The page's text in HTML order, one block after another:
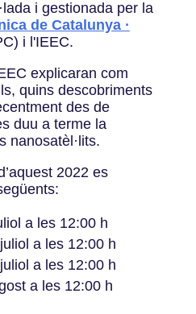
i gestionada per la
de Catalunya ·
i l'IEEC.
explicaran com
quins descobriments
des de
duu a terme la
nanosatèl·lits.
2022 es
a les 12:00 h
a les 12:00 h
a les 12:00 h
a les 12:00 h